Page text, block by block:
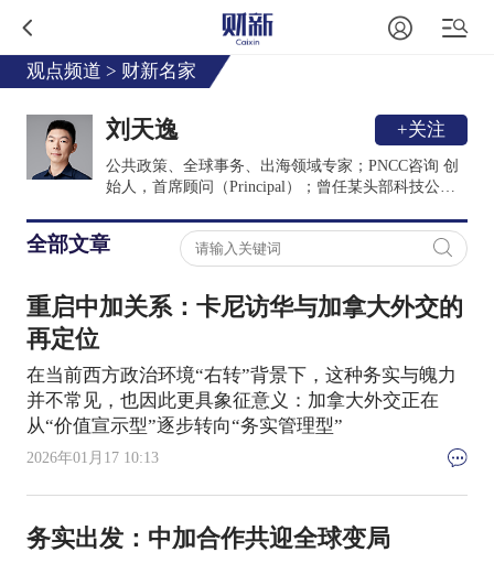
观点频道 > 财新名家
刘天逸 +关注
公共政策、全球事务、出海领域专家；PNCC咨询 创
始人，首席顾问（Principal）；曾任某头部科技公司
全部文章
重启中加关系：卡尼访华与加拿大外交的
再定位
在当前西方政治环境“右转”背景下，这种务实与魄力
并不常见，也因此更具象征意义：加拿大外交正在
从“价值宣示型”逐步转向“务实管理型”
2026年01月17 10:13
务实出发：中加合作共迎全球变局